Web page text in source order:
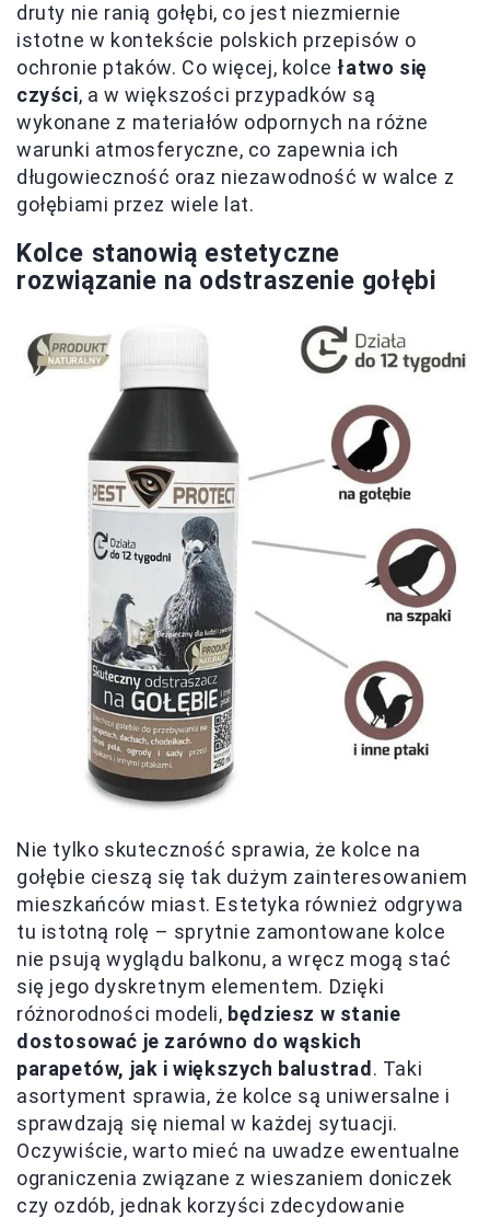
druty nie ranią gołębi, co jest niezmiernie
istotne w kontekście polskich przepisów o
ochronie ptaków. Co więcej, kolcełatwo się
czyści, a w większości przypadków są
wykonane z materiałów odpornych na różne
warunki atmosferyczne, co zapewnia ich
długowieczność oraz niezawodność w walce z
gołębiami przez wiele lat.
Kolce stanowią estetyczne
rozwiązanie na odstraszenie gołębi
Nie tylko skuteczność sprawia, że kolce na
gołębie cieszą się tak dużym zainteresowaniem
mieszkańców miast. Estetyka również odgrywa
tu istotną rolę – sprytnie zamontowane kolce
nie psują wyglądu balkonu, a wręcz mogą stać
się jego dyskretnym elementem. Dzięki
różnorodności modeli, będziesz w stanie
dostosować je zarówno do wąskich
parapetów, jak i większych balustrad. Taki
asortyment sprawia, że kolce są uniwersalne i
sprawdzają się niemal w każdej sytuacji.
Oczywiście, warto mieć na uwadze ewentualne
ograniczenia związane z wieszaniem doniczek
czy ozdób, jednak korzyści zdecydowanie